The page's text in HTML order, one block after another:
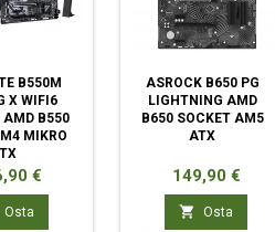
B550M
X WIFI6
AMD B550
MIKRO
€
Osta
ASROCK B650 PG
LIGHTNING AMD
B650 SOCKET AM5
ATX
Hinta
149,90 €
 Osta